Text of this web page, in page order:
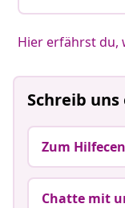
Hier erfährst du,
Schreib
Zum
Chatte mit